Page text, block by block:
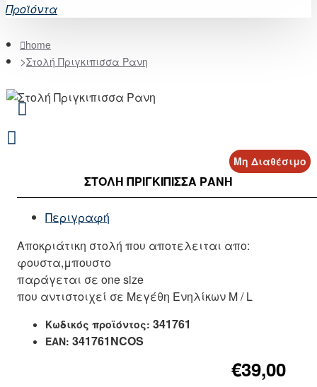
Προϊόντα
home
Στολή Πριγκιπισσα Ρανη
Μη Διαθέσιμο
ΣΤΟΛΉ ΠΡΙΓΚΙΠΙΣΣΑ ΡΑΝΗ
Περιγραφή
Αποκριάτικη στολή που αποτελειται απο:
φουστα,μπουστο
παράγεται σε one size
που αντιστοιχεί σε Μεγέθη Ενηλίκων M / L
Κωδικός προϊόντος: 341761
EAN: 341761NCOS
€39,00